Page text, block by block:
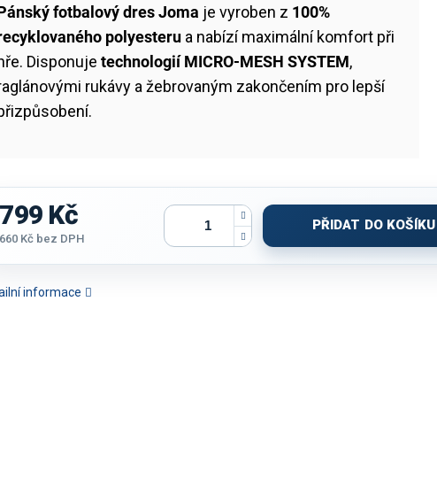
fotbalový dres Joma je vyroben z 100%
polyesteru a nabízí maximální komfort při
Disponujetechnologií MICRO-MESH SYSTEM,
rukávy a žebrovaným zakončením pro lepší
informace
799 Kč
660 Kč bez DPH
PŘIDAT DO KOŠÍKU